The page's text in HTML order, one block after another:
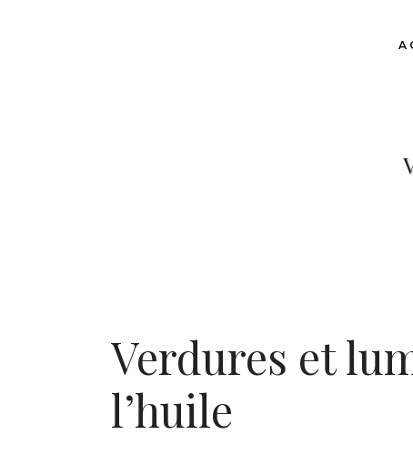
Verdures et
l’huile